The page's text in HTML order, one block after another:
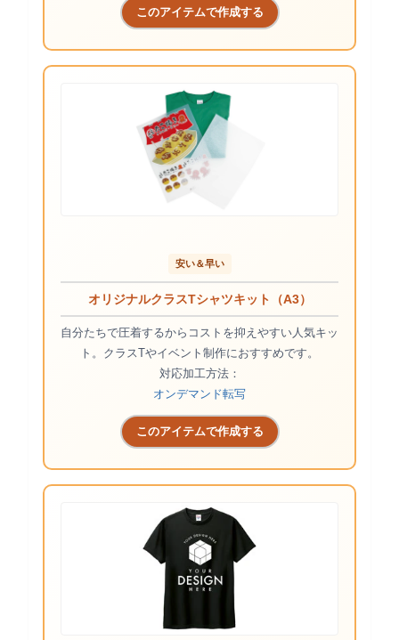
このアイテムで作成する
安い＆早い
オリジナルクラスTシャツキット（A3）
自分たちで圧着するからコストを抑えやすい人気キッ
ト。クラスTやイベント制作におすすめです。
対応加工方法：
オンデマンド転写
このアイテムで作成する